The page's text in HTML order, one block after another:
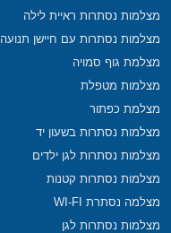
מצלמות נסתרות ראיית לילה
מצלמות נסתרות עם חיישן תנועה
מצלמת גוף סמויה
מצלמות מטפלת
מצלמת כפתור
מצלמות נסתרות בשעון יד
מצלמות נסתרות לגן ילדים
מצלמות נסתרות קטנות
מצלמה נסתרת WI-FI
מצלמות נסתרות לגן